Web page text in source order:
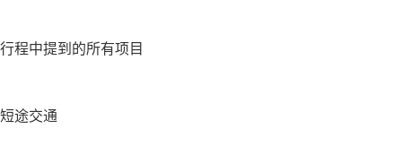
行程中提到的所有项目
短途交通